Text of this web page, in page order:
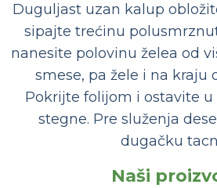
Duguljast uzan kalup
sipajte trećinu
nanesite polovinu želea od
smese, pa žele i na kraju
Pokrijte folijom i ostavite u
stegne. Pre služenja
dugačku
Naši